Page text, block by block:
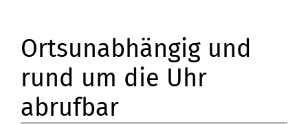
Ortsunabhängig und
rund um die Uhr
abrufbar